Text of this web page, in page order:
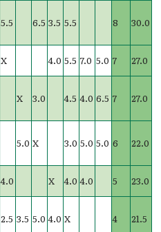
5.5 6.5 3.5 5.5 8 30.0
X 4.0 5.5 7.0 5.0 7 27.0
X 3.0 4.5 4.0 6.5 7 27.0
5.0 X 3.0 5.0 5.0 6 22.0
4.0 X 4.0 4.0 5 23.0
2.5 3.5 5.0 4.0 X 4 21.5